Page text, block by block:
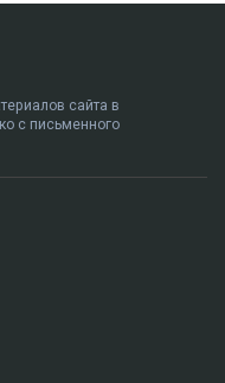
сайта в
с письменного